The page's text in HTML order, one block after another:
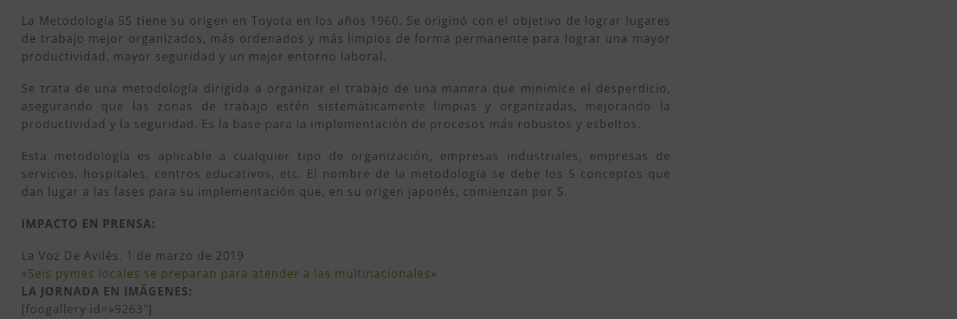
La Metodología 5S tiene su origen en Toyota en los años 1960. Se originó con el objetivo de lograr lugares
de trabajo mejor organizados, más ordenados y más limpios de forma permanente para lograr una mayor
productividad, mayor seguridad y un mejor entorno laboral.
Se trata de una metodología dirigida a organizar el trabajo de una manera que minimice el desperdicio,
asegurando que las zonas de trabajo estén sistemáticamente limpias y organizadas, mejorando la
productividad y la seguridad. Es la base para la implementación de procesos más robustos y esbeltos.
Esta metodología es aplicable a cualquier tipo de organización, empresas industriales, empresas de
servicios, hospitales, centros educativos, etc. El nombre de la metodología se debe los 5 conceptos que
dan lugar a las fases para su implementación que, en su origen japonés, comienzan por S.
IMPACTO EN PRENSA:
La Voz De Avilés. 1 de marzo de 2019
«Seis pymes locales se preparan para atender a las multinacionales»
LA JORNADA EN IMÁGENES:
[foogallery id=»9263″]